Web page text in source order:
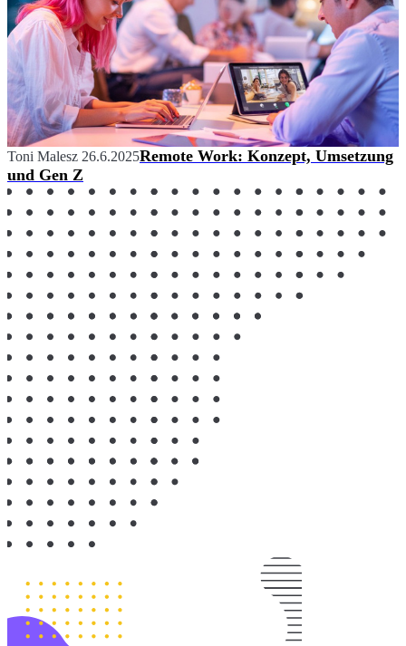
Toni Malesz 26.6.2025Remote Work: Konzept, Umsetzung
und Gen Z